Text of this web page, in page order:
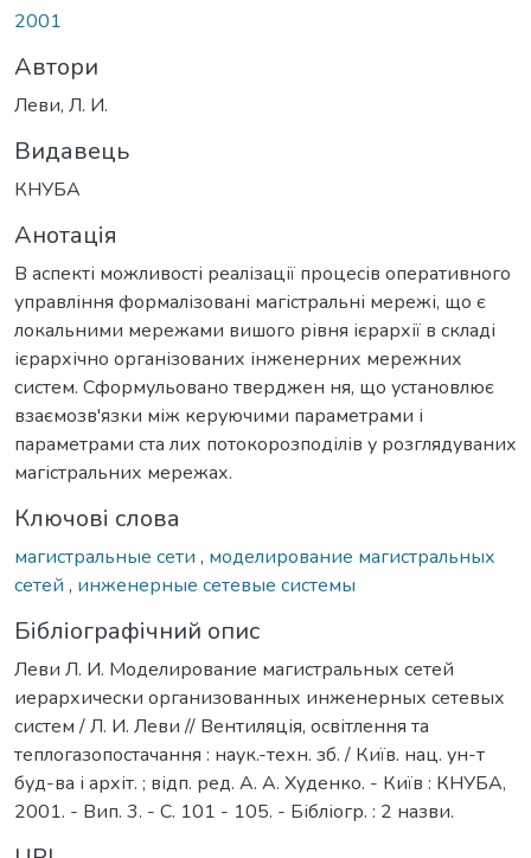
2001
Автори
Леви, Л. И.
Видавець
КНУБА
Анотація
В аспекті можливості реалізації процесів оперативного
управління формалізовані магістральні мережі, що є
локальними мережами вишого рівня ієрархії в складі
ієрархічно організованих інженерних мережних
систем. Сформульовано тверджен ня, що установлює
взаємозв'язки між керуючими параметрами і
параметрами ста лих потокорозподілів у розглядуваних
магістральних мережах.
Ключові слова
магистральные сети , моделирование магистральных
сетей , инженерные сетевые системы
Бібліографічний опис
Леви Л. И. Моделирование магистральных сетей
иерархически организованных инженерных сетевых
систем / Л. И. Леви // Вентиляція, освітлення та
теплогазопостачання : наук.-техн. зб. / Київ. нац. ун-т
буд-ва і архіт. ; відп. ред. А. А. Худенко. - Київ : КНУБА,
2001. - Вип. 3. - С. 101 - 105. - Бібліогр. : 2 назви.